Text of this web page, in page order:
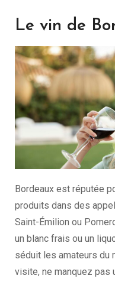
Le vin de
Bordeaux est réputée
produits dans des
Saint-Émilion ou
un blanc frais ou un
séduit les amateurs du
visite, ne manquez pas